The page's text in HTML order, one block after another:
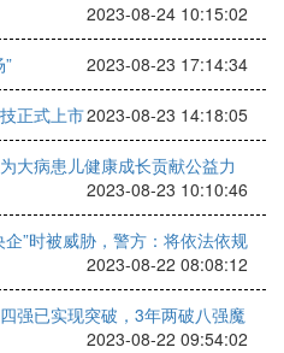
2023-08-24 10:15:02
2023-08-23 17:14:34
正式上市2023-08-23 14:18:05
大病患儿健康成长贡献公益力
2023-08-23 10:10:46
”时被威胁，警方：将依法依规
2023-08-22 08:08:12
强已实现突破，3年两破八强魔
2023-08-22 09:54:02